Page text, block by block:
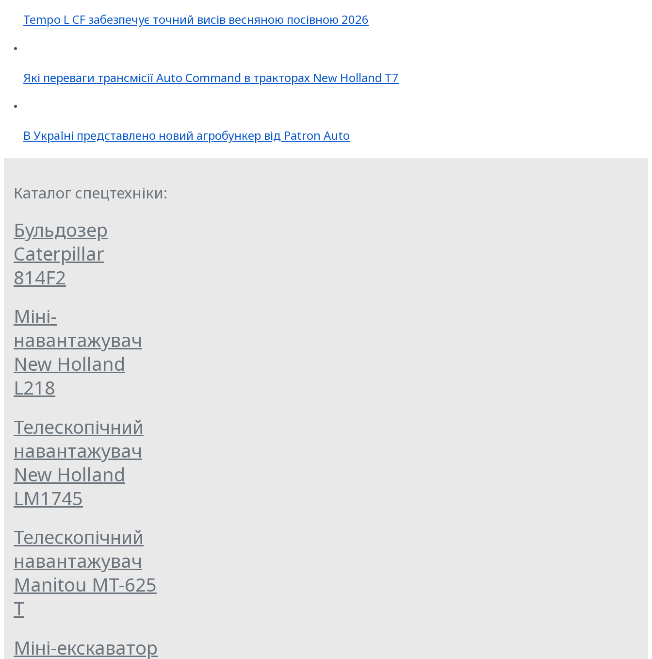
Tempo L CF забезпечує точний висів весняною посівною 2026
Які переваги трансмісії Auto Command в тракторах New Holland T7
В Україні представлено новий агробункер від Patron Auto
Каталог спецтехніки:
Бульдозер
Caterpillar
814F2
Міні-
навантажувач
New Holland
L218
Телескопічний
навантажувач
New Holland
LM1745
Телескопічний
навантажувач
Manitou MT-625
T
Міні-екскаватор